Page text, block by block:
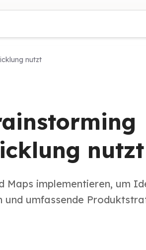
nutzt
nutzt
Maps implementieren, um
und umfassende